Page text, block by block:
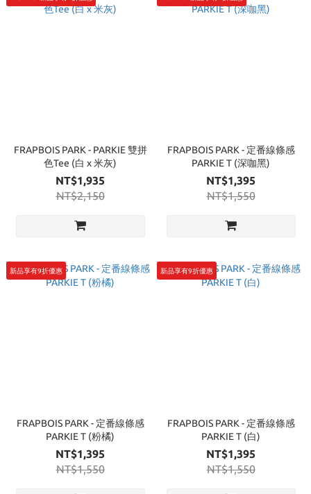
FRAPBOIS PARK - PARKIE 雙拼
色Tee (白 x 米灰)
NT$1,935
NT$2,150
FRAPBOIS PARK - 定番線條感
PARKIE T (深咖黑)
NT$1,395
NT$1,550
新品享有9折優惠
FRAPBOIS PARK - 定番線條感
PARKIE T (粉橘)
NT$1,395
NT$1,550
新品享有9折優惠
FRAPBOIS PARK - 定番線條感
PARKIE T (白)
NT$1,395
NT$1,550